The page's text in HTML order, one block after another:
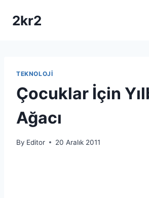
2kr2
TEKNOLOJI
Çocuklar İçin
Ağacı
By Editor 20 Aralık 2011